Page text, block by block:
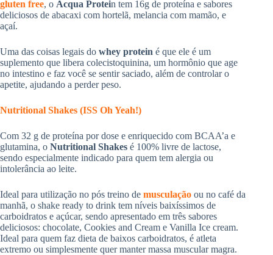
gluten free, o Acqua Protein tem 16g de proteína e sabores
deliciosos de abacaxi com hortelã, melancia com mamão, e
açaí.
Uma das coisas legais do whey protein é que ele é um
suplemento que libera colecistoquinina, um hormônio que age
no intestino e faz você se sentir saciado, além de controlar o
apetite, ajudando a perder peso.
Nutritional Shakes (ISS Oh Yeah!)
Com 32 g de proteína por dose e enriquecido com BCAA’a e
glutamina, o Nutritional Shakes é 100% livre de lactose,
sendo especialmente indicado para quem tem alergia ou
intolerância ao leite.
Ideal para utilização no pós treino de musculação ou no café da
manhã, o shake ready to drink tem níveis baixíssimos de
carboidratos e açúcar, sendo apresentado em três sabores
deliciosos: chocolate, Cookies and Cream e Vanilla Ice cream.
Ideal para quem faz dieta de baixos carboidratos, é atleta
extremo ou simplesmente quer manter massa muscular magra.